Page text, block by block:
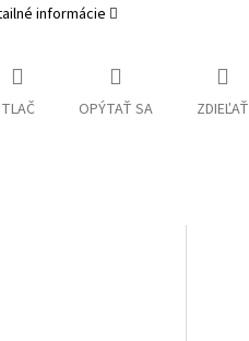
informácie
TLAČ OPÝTAŤ SA ZDIEĽAŤ